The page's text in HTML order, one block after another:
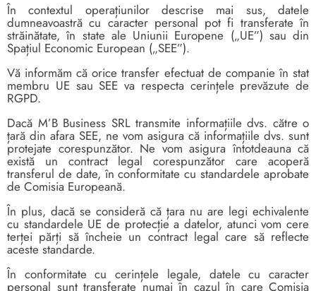
În contextul operațiunilor descrise mai sus, datele
dumneavoastră cu caracter personal pot fi transferate în
străinătate, în state ale Uniunii Europene („UE”) sau din
Spațiul Economic European („SEE”).
Vă informăm că orice transfer efectuat de companie în stat
membru UE sau SEE va respecta cerințele prevăzute de
RGPD.
Dacă M’B Business SRL transmite informațiile dvs. către o
țară din afara SEE, ne vom asigura că informațiile dvs. sunt
protejate corespunzător. Ne vom asigura întotdeauna că
există un contract legal corespunzător care acoperă
transferul de date, în conformitate cu standardele aprobate
de Comisia Europeană.
În plus, dacă se consideră că țara nu are legi echivalente
cu standardele UE de protecție a datelor, atunci vom cere
terței părți să încheie un contract legal care să reflecte
aceste standarde.
În conformitate cu cerințele legale, datele cu caracter
personal sunt transferate numai în cazul în care Comisia